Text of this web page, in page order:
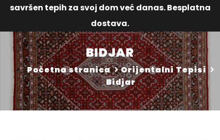
savršen tepih za svoj dom već danas. Besplatna
dostava.
BIDJAR
Početna stranica
Orijentalni Tepisi
Bidjar